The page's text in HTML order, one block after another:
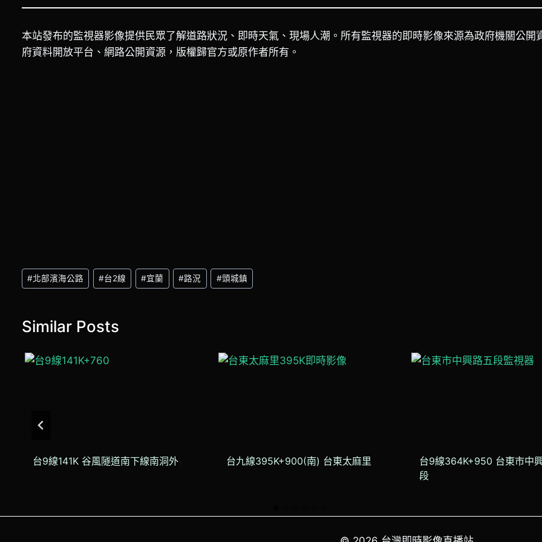
本站發布的監視器影像提供民眾了解道路狀況、即時天氣、現場人潮。所有監視器的即時影像來源為政府機關公開
府資料開放平台、網路公開資源，版權歸官方或原作者所有。
Post
Tags:
#北部濱海公路 #台2線 #宜蘭 #路況 #頭城鎮
Similar Posts
台9線141K 谷風隧道南下線南洞外 台九線395K+900(南) 台東太麻里
台9線364K+950 台東市中
段